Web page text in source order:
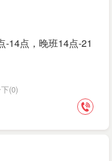
-14点，晚班14点-21
(0)